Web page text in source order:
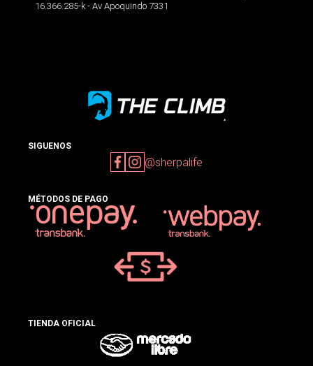
16.366.285-k - Av Apoquindo 7331
SIGUENOS
@sherpalife
MÉTODOS DE PAGO
TIENDA OFICIAL